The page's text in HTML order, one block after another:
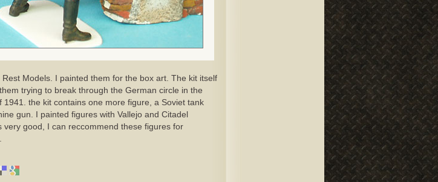
Models. I painted them for the box art. The kit itself
trying to break through the German circle in the
the kit contains one more figure, a Soviet tank
gun. I painted figures with Vallejo and Citadel
good, I can reccommend these figures for